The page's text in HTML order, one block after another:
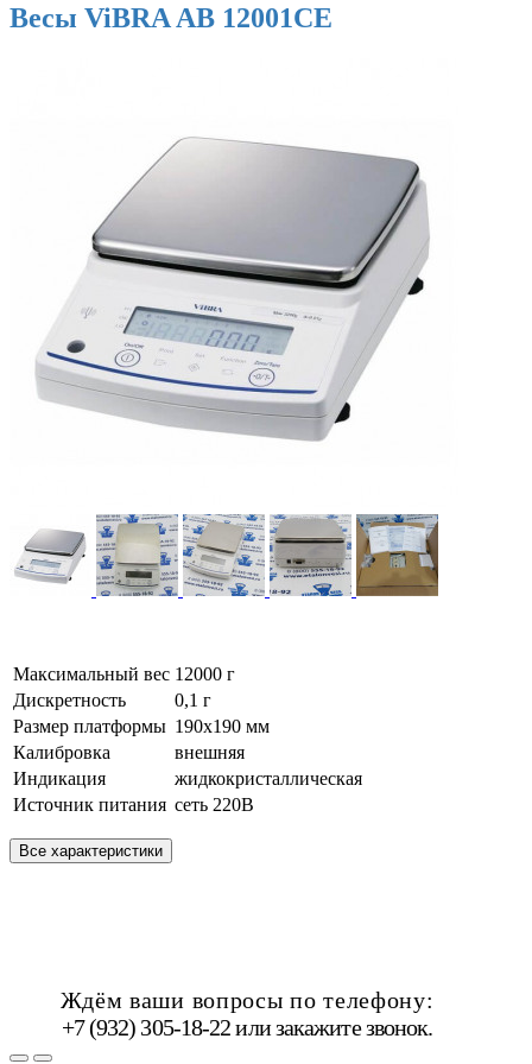
Весы ViBRA AB 12001CE
Максимальный вес 12000 г
Дискретность
0,1 г
Размер платформы 190х190 мм
Калибровка
внешняя
Индикация
жидкокристаллическая
Источник питания сеть 220В
Все характеристики
Ждём ваши вопросы по телефону:
+7 (932) 305-18-22 илизакажите звонок.